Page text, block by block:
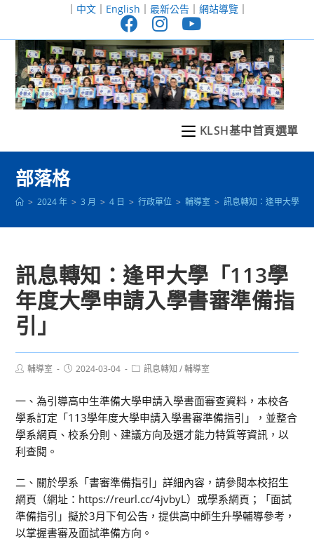
至
｜ 中文｜ English ｜ 最新公告｜ 網站導覽｜
KLSH基中首頁選單
部落格
> 2024 年 > 3 月 > 4 日 > 行政單位 > 輔導室 > 訊息轉知：逢甲大學「
訊息轉知：逢甲大學「113學
年度大學申請入學書審準備指
引」
Post輔導室
Post2024-03-04
Post訊息轉知 / 輔導室
一、為引導高中生準備大學申請入學書面審查資料，本校各
學系訂定「113學年度大學申請入學書審準備指引」，並整合
學系網頁、校系分則、建議方向及選才能力特質等資訊，以
利查閱。
二、關於學系「書審準備指引」詳細內容，請參閱本校招生
網頁（網址：https://reurl.cc/4jvbyL）或學系網頁；「面試
準備指引」擬於3月下旬公告，提供高中師生升學輔導參考，
以掌握書審及面試準備方向。